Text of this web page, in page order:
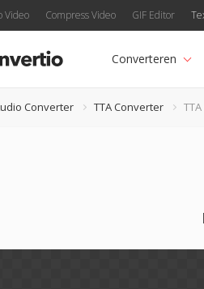
Video Compress Video GIF Editor
Converteren
Converter TTA Converter